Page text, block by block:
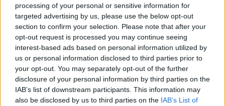
processing of your personal or sensitive information for
targeted advertising by us, please use the below opt-out
section to confirm your selection. Please note that after your
opt-out request is processed you may continue seeing
interest-based ads based on personal information utilized by
us or personal information disclosed to third parties prior to
your opt-out. You may separately opt-out of the further
disclosure of your personal information by third parties on the
IAB’s list of downstream participants. This information may
also be disclosed by us to third parties on the IAB’s List of
στην πρώτη οκτάδα του Race προκειμένου να μπει
και φέτος στα Finals, κάνοντας λόγο για την μεγάλη
σεζόν στην οποία καλούνται όλοι οι αθλητές να
είναι σε συνεχή ετοιμότητα.